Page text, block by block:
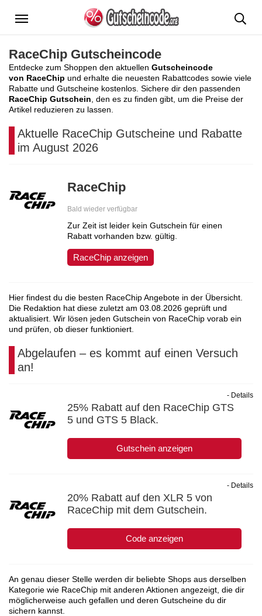
Menü
RaceChip Gutscheincode
Entdecke zum Shoppen den aktuellen Gutscheincode
von RaceChip und erhalte die neuesten Rabattcodes sowie viele
Rabatte und Gutscheine kostenlos. Sichere dir den passenden
RaceChip Gutschein , den es zu finden gibt, um die Preise der
Artikel reduzieren zu lassen.
Aktuelle RaceChip Gutscheine und Rabatte
im August 2026
RaceChip
Bald wieder verfügbar
Zur Zeit ist leider kein Gutschein für einen
Rabatt vorhanden bzw. gültig.
RaceChip anzeigen
Hier findest du die besten RaceChip Angebote in der Übersicht.
Die Redaktion hat diese zuletzt am 03.08.2026 geprüft und
aktualisiert. Wir lösen jeden Gutschein von RaceChip vorab ein
und prüfen, ob dieser funktioniert.
Abgelaufen – es kommt auf einen Versuch
an!
25% Rabatt auf den RaceChip GTS
5 und GTS 5 Black.
Gutschein anzeigen
- Details
20% Rabatt auf den XLR 5 von
RaceChip mit dem Gutschein.
Code anzeigen
- Details
An genau dieser Stelle werden dir beliebte Shops aus derselben
Kategorie wie RaceChip mit anderen Aktionen angezeigt, die dir
möglicherweise auch gefallen und deren Gutscheine du dir
sichern kannst.